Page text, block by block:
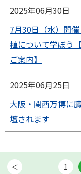
2025年06月30日
7月30日（水）開
植について学ぼう
ご案内】
2025年06月25日
大阪・関西万博に
壇されます
1